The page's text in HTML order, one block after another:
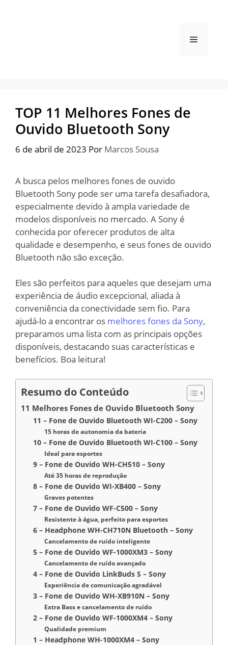
Menu
TOP 11 Melhores Fones de
Ouvido Bluetooth Sony
6 de abril de 2023 Por Marcos Sousa
A busca pelos melhores fones de ouvido
Bluetooth Sony pode ser uma tarefa desafiadora,
especialmente devido à ampla variedade de
modelos disponíveis no mercado. A Sony é
conhecida por oferecer produtos de alta
qualidade e desempenho, e seus fones de ouvido
Bluetooth não são exceção.
Eles são perfeitos para aqueles que desejam uma
experiência de áudio excepcional, aliada à
conveniência da conectividade sem fio. Para
ajudá-lo a encontrar os melhores fones da Sony,
preparamos uma lista com as principais opções
disponíveis, destacando suas características e
benefícios. Boa leitura!
Resumo do Conteúdo
11 Melhores Fones de Ouvido Bluetooth Sony
11 – Fone de Ouvido Bluetooth WI-C200 – Sony
15 horas de autonomia da bateria
10 – Fone de Ouvido Bluetooth WI-C100 – Sony
Ideal para esportes
9 – Fone de Ouvido WH-CH510 – Sony
Até 35 horas de reprodução
8 – Fone de Ouvido WI-XB400 – Sony
Graves potentes
7 – Fone de Ouvido WF-C500 – Sony
Resistente à água, perfeito para esportes
6 – Headphone WH-CH710N Bluetooth – Sony
Cancelamento de ruído inteligente
5 – Fone de Ouvido WF-1000XM3 – Sony
Cancelamento de ruído avançado
4 – Fone de Ouvido LinkBuds S – Sony
Experiência de comunicação agradável
3 – Fone de Ouvido WH-XB910N – Sony
Extra Bass e cancelamento de ruído
2 – Fone de Ouvido WF-1000XM4 – Sony
Qualidade premium
1 – Headphone WH-1000XM4 – Sony